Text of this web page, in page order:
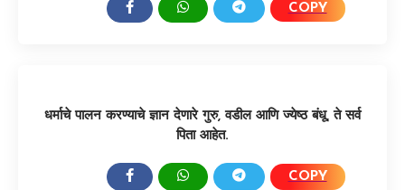
COPY
धर्माचे पालन करण्याचे ज्ञान देणारे गुरु, वडील आणि ज्येष्ठ बंधू, ते सर्व
पिता आहेत.
COPY